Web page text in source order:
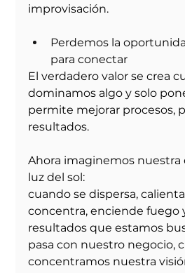
improvisación.
Perdemos la
para conectar
El verdadero valor se crea
dominamos algo y solo
permite mejorar procesos,
resultados.
Ahora imaginemos nuestra
luz del sol:
cuando se dispersa,
concentra, enciende fuego
resultados que estamos
pasa con nuestro negocio,
concentramos nuestra